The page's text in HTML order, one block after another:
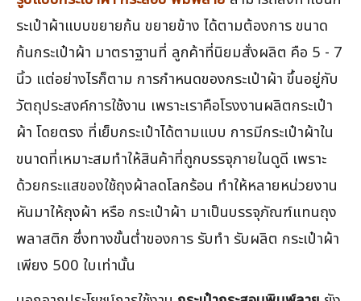
ระเป๋าผ้าแบบขยายก้น ขยายข้าง ได้ตามต้องการ ขนาด
ก้นกระเป๋าผ้า มาตราฐานที่ ลูกค้าที่นิยมสั่งผลิต คือ 5 - 7
นิ้ว แต่อย่างไรก็ตาม การกำหนดของกระเป๋าผ้า ขึ้นอยู่กับ
วัตถุประสงค์การใช้งาน เพราะเราคือโรงงานผลิตกระเป๋า
ผ้า โดยตรง ที่เย็บกระเป๋าได้ตามแบบ การมีกระเป๋าผ้าใน
ขนาดที่เหมาะสมทำให้สินค้าที่ถูกบรรจุภายในดูดี เพราะ
ด้วยกระแสของใช้ถุงผ้าลดโลกร้อน ทำให้หลายหน่วยงาน
หันมาให้ถุงผ้า หรือ กระเป๋าผ้า มาเป็นบรรจุภัณฑ์แทนถุง
พลาสติก ซึ่งทางขั้นต่ำของการ รับทำ รับผลิต กระเป๋าผ้า
เพียง 500 ใบเท่านั้น